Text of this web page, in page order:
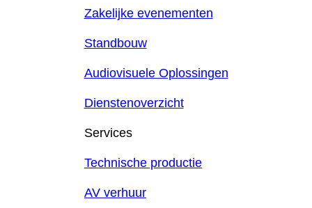
Zakelijke evenementen
Standbouw
Audiovisuele Oplossingen
Dienstenoverzicht
Services
Technische productie
AV verhuur